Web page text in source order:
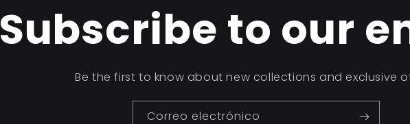
i
ó
n
Subscribe to our
Be the first to know about new collections and exclusive
Correo electrónico